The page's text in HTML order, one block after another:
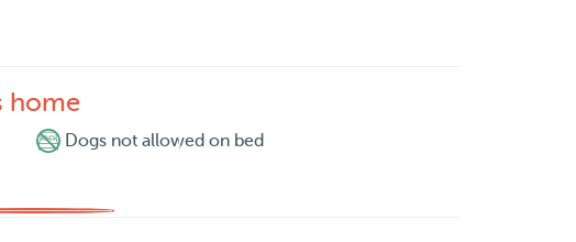
home
Dogs not allowed on bed